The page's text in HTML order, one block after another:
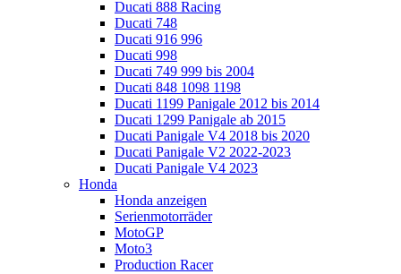
Ducati 888 Racing
Ducati 748
Ducati 916 996
Ducati 998
Ducati 749 999 bis 2004
Ducati 848 1098 1198
Ducati 1199 Panigale 2012 bis 2014
Ducati 1299 Panigale ab 2015
Ducati Panigale V4 2018 bis 2020
Ducati Panigale V2 2022-2023
Ducati Panigale V4 2023
Honda
Honda anzeigen
Serienmotorräder
MotoGP
Moto3
Production Racer